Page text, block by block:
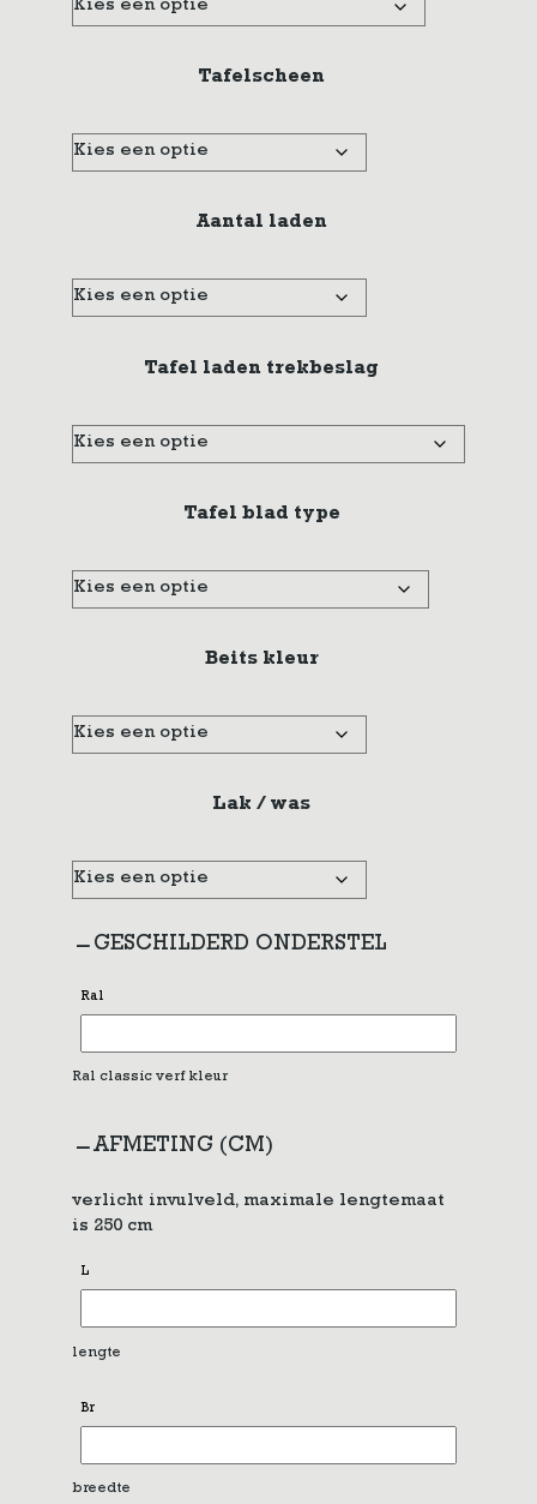
Tafelscheen
Aantal laden
Tafel laden trekbeslag
Tafel blad type
Beits kleur
Lak / was
GESCHILDERD ONDERSTEL
Ral
Ral classic verf kleur
AFMETING (CM)
verlicht invulveld, maximale lengtemaat
is 250 cm
L
lengte
Br
breedte